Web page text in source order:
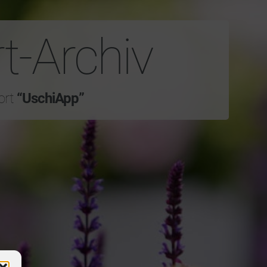
Archiv
“UschiApp”